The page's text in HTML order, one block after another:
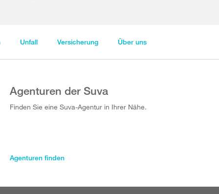
Unfall Versicherung Über uns
Agenturen der Suva
Finden Sie eine Suva-Agentur in Ihrer Nähe.
Agenturen finden